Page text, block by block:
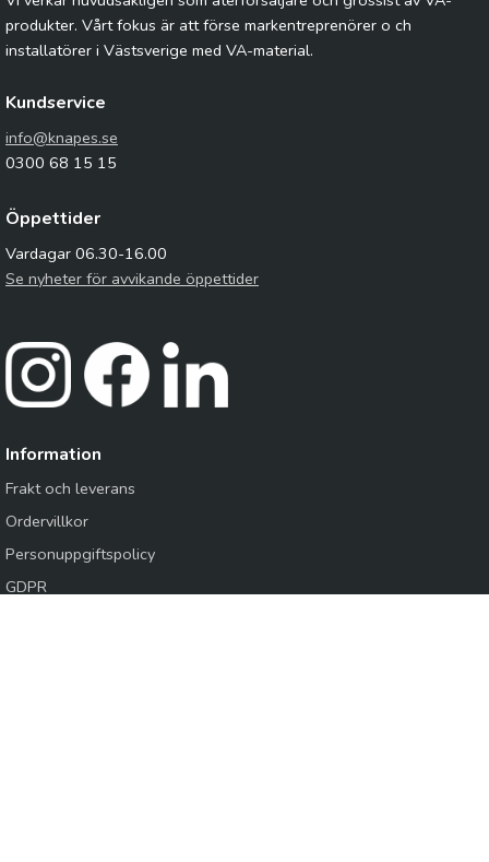
produkter. Vårt fokus är att förse markentreprenörer o ch
installatörer i Västsverige med VA-material.
Kundservice
info@knapes.se
0300 68 15 15
Öppettider
Vardagar 06.30-16.00
Se nyheter för avvikande öppettider
Information
Frakt och leverans
Ordervillkor
Personuppgiftspolicy
GDPR